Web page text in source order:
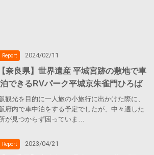
Report 2024/02/11
【奈良県】世界遺産 平城宮跡の敷地で車
できるRVパーク平城京朱雀門ひろば
観光を目的に一人旅の小旅行に出かけた際に、
府内で車中泊をする予定でしたが、中々適した
が見つからず困っていま…
Report 2023/04/21